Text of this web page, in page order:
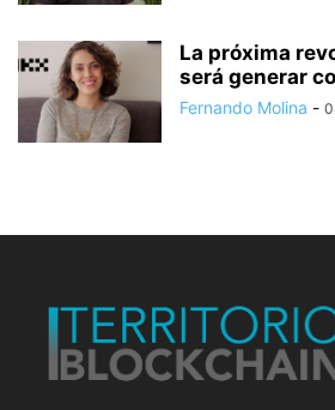
La próxima
será generar
Fernando Molina -